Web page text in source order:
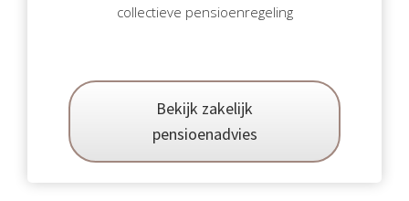
collectieve pensioenregeling
Bekijk zakelijk
pensioenadvies